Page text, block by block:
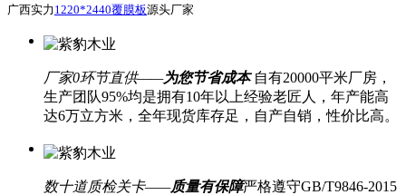
广西实力 1220*2440覆膜板源头厂家
厂家0环节直供——为您节省成本 自有20000平米厂房，
生产团队95%均是拥有10年以上经验老匠人，年产能高
达6万立方米，全年现货库存足，自产自销，性价比高。
数十道质检关卡——质量有保障严格遵守GB/T9846-2015